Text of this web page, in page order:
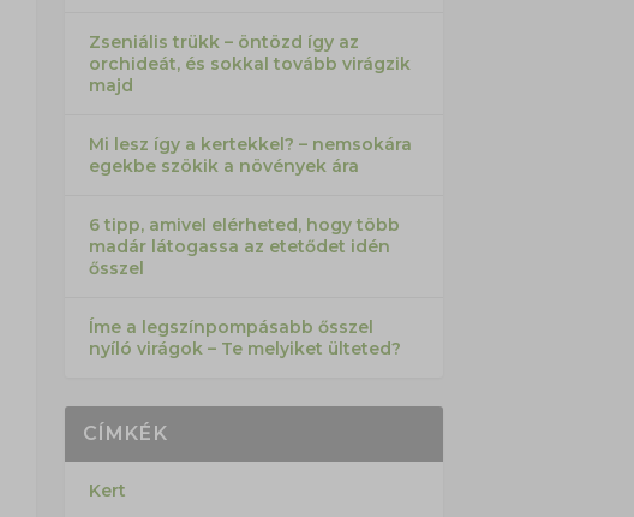
Zseniális trükk – öntözd így az
orchideát, és sokkal tovább virágzik
majd
Mi lesz így a kertekkel? – nemsokára
egekbe szökik a növények ára
6 tipp, amivel elérheted, hogy több
madár látogassa az etetődet idén
ősszel
Íme a legszínpompásabb ősszel
nyíló virágok – Te melyiket ülteted?
CÍMKÉK
Kert